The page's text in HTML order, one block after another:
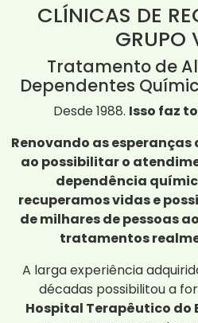
CLÍNICAS DE
GRUPO
Tratamento de
Dependentes
Desde 1988. Isso faz
Renovando as esperanças
ao possibilitar o
dependência
recuperamos vidas e
de milhares de pessoas
tratamentos
A larga experiência
décadas possibilitou a
Hospital Terapêutico do